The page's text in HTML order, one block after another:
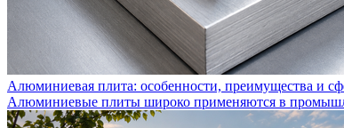
Алюминиевая плита: особенности, преимущества и
Алюминиевые плиты широко применяются в